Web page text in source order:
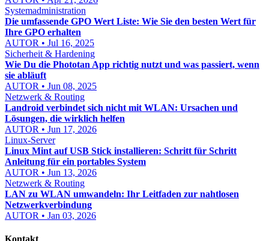
Systemadministration
Die umfassende GPO Wert Liste: Wie Sie den besten Wert für
Ihre GPO erhalten
AUTOR • Jul 16, 2025
Sicherheit & Hardening
Wie Du die Phototan App richtig nutzt und was passiert, wenn
sie abläuft
AUTOR • Jun 08, 2025
Netzwerk & Routing
Landroid verbindet sich nicht mit WLAN: Ursachen und
Lösungen, die wirklich helfen
AUTOR • Jun 17, 2026
Linux-Server
Linux Mint auf USB Stick installieren: Schritt für Schritt
Anleitung für ein portables System
AUTOR • Jun 13, 2026
Netzwerk & Routing
LAN zu WLAN umwandeln: Ihr Leitfaden zur nahtlosen
Netzwerkverbindung
AUTOR • Jan 03, 2026